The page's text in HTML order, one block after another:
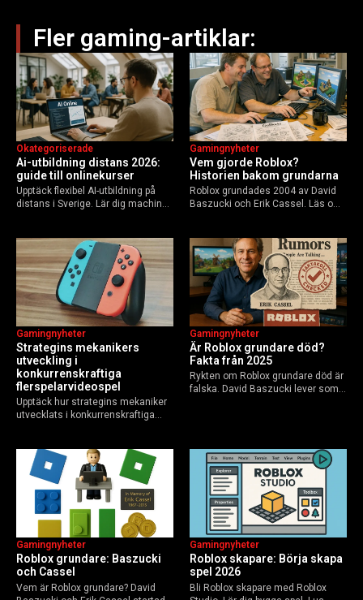
Fler gaming-artiklar:
Ai-utbildning distans 2026:
guide till onlinekurser
Okategoriserade
Upptäck flexibel AI-utbildning på
distans i Sverige. Lär dig machine
Guide för nybörjare och
yrkesverksamma som vill bygga…
Vem gjorde Roblox?
Historien bakom grundarna
Gamingnyheter
Roblox grundades 2004 av David
Baszucki och Erik Cassel. Läs om
användare 2025, och vad som
händer inför 2026.
Strategins mekanikers
utveckling i
konkurrenskraftiga
flerspelarvideospel
Gamingnyheter
Upptäck hur strategins mekaniker
utvecklats i konkurrenskraftiga
AI-drivna innovationer.
Är Roblox grundare död?
Fakta från 2025
Gamingnyheter
Rykten om Roblox grundare död är
falska. David Baszucki lever som
Roblox grundare: Baszucki
och Cassel
Gamingnyheter
Vem är Roblox grundare? David
Roblox skapare: Börja skapa
spel 2026
Gamingnyheter
Bli Roblox skapare med Roblox